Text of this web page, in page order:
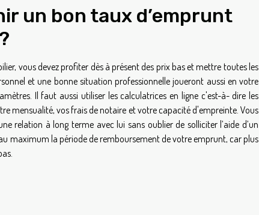
un bon taux d’emprunt
vous devez profiter dès à présent des prix bas et mettre toutes les
et une bonne situation professionnelle joueront aussi en votre
Il faut aussi utiliser les calculatrices en ligne c'est-à- dire les
mensualité, vos frais de notaire et votre capacité d'empreinte. Vous
relation à long terme avec lui sans oublier de solliciter l’aide d’un
maximum la période de remboursement de votre emprunt, car plus